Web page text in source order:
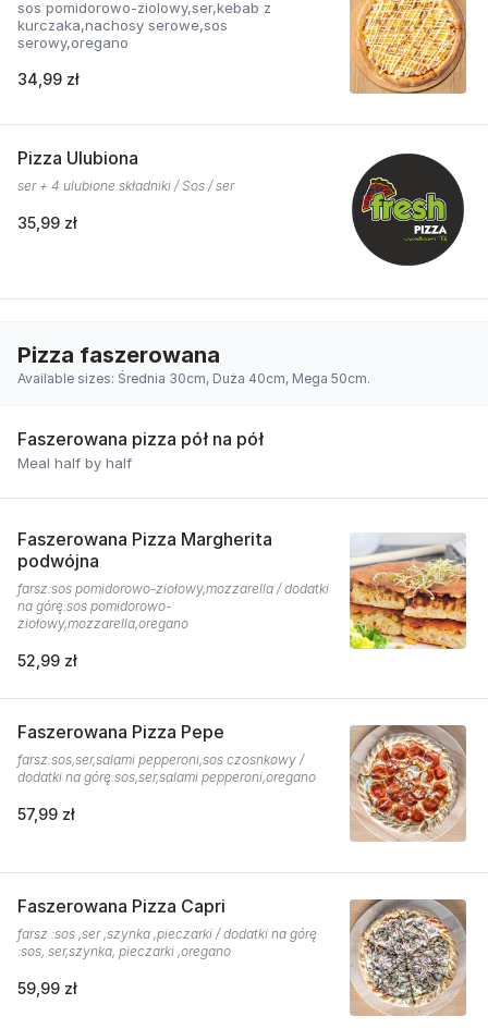
sos pomidorowo-ziolowy,ser,kebab z
kurczaka,nachosy serowe,sos
serowy,oregano
34,99 zł
Pizza Ulubiona
ser + 4 ulubione składniki / Sos / ser
35,99 zł
Pizza faszerowana
Available sizes: Średnia 30cm, Duża 40cm, Mega 50cm.
Faszerowana pizza pół na pół
Meal half by half
Faszerowana Pizza Margherita
podwójna
farsz:sos pomidorowo-ziołowy,mozzarella / dodatki
na górę:sos pomidorowo-
ziołowy,mozzarella,oregano
52,99 zł
Faszerowana Pizza Pepe
farsz:sos,ser,salami pepperoni,sos czosnkowy /
dodatki na górę:sos,ser,salami pepperoni,oregano
57,99 zł
Faszerowana Pizza Capri
farsz :sos ,ser ,szynka ,pieczarki / dodatki na górę
:sos, ser,szynka, pieczarki ,oregano
59,99 zł